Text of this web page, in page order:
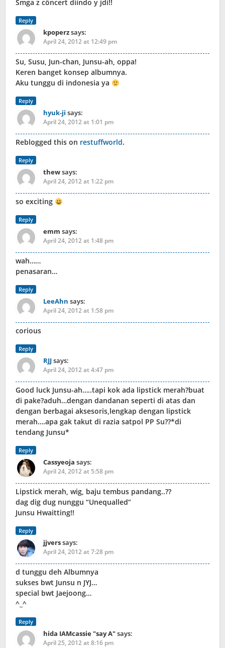
Smga z cöncert diindo y jdi!!
Reply
kpoperzsays:
April 24, 2012 at 12:49 pm
Su, Susu, Jun-chan, Junsu-ah, oppa!
Keren banget konsep albumnya.
Aku tunggu di indonesia ya
Reply
hyuk-ji says:
April 24, 2012 at 1:01 pm
Reblogged this on restuffworld.
Reply
thewsays:
April 24, 2012 at 1:22 pm
so exciting
Reply
emm says:
April 24, 2012 at 1:48 pm
wah……
penasaran…
Reply
LeeAhn says:
April 24, 2012 at 1:58 pm
corious
Reply
RJJsays:
April 24, 2012 at 4:47 pm
Good luck Junsu-ah…..tapi kok ada lipstick merah?buat
di pake?aduh…dengan dandanan seperti di atas dan
dengan berbagai aksesoris,lengkap dengan lipstick
merah….apa gak takut di razia satpol PP Su??*di
tendang Junsu*
Reply
Cassyeoja says:
April 24, 2012 at 5:58 pm
Lipstick merah, wig, baju tembus pandang..??
dag dig dug nunggu “Unequalled”
Junsu Hwaitting!!
Reply
jjverssays:
April 24, 2012 at 7:28 pm
d tunggu deh Albumnya
sukses bwt Junsu n JYJ…
special bwt Jaejoong…
^_^
Reply
hida IAMcassie "say A"says:
April 25, 2012 at 8:16 pm